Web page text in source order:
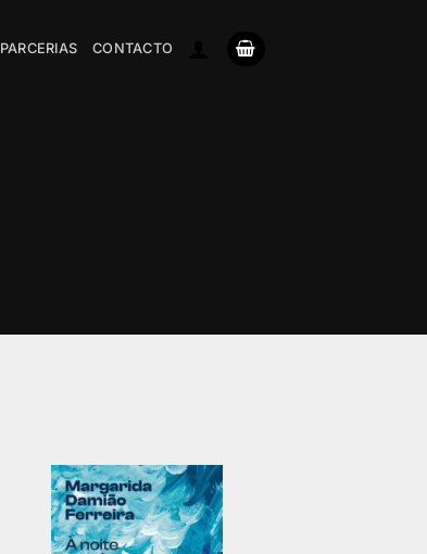
PARCERIAS CONTACTO